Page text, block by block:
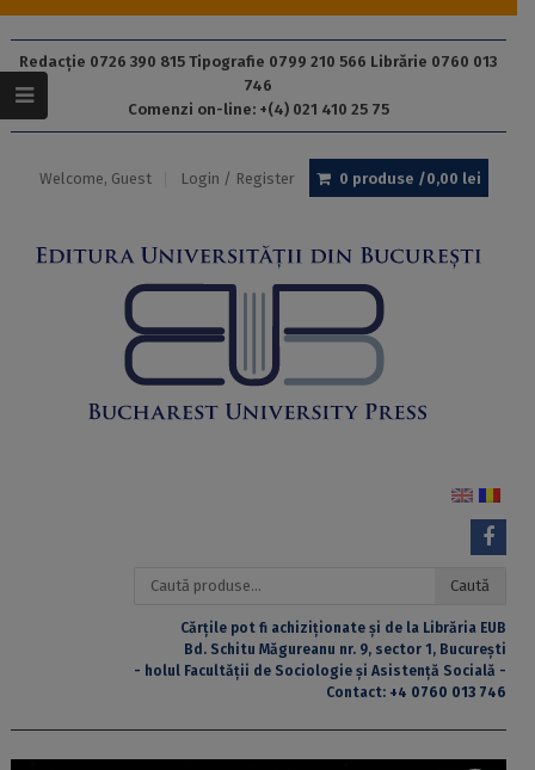
Redacție 0726 390 815 Tipografie 0799 210 566 Librărie 0760 013
746
Comenzi on-line: +(4) 021 410 25 75
Welcome, Guest Login / Register 0 produse /0,00 lei
Caută
Caută
Cărțile pot fi achiziționate și de la Librăria EUB
Bd. Schitu Măgureanu nr. 9, sector 1, București
- holul Facultății de Sociologie și Asistență Socială -
Contact: +4 0760 013 746